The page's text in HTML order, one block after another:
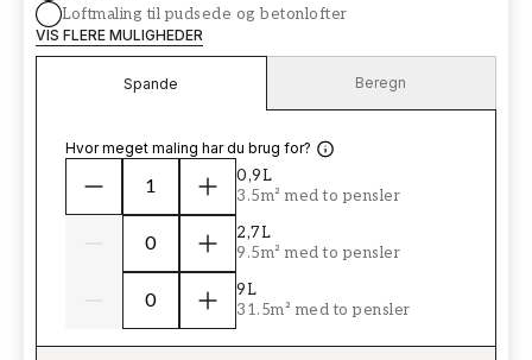
Loftmaling til pudsede og betonlofter
VIS FLERE MULIGHEDER
Spande Beregn
Hvor meget maling har du brug for?
0,9L
3.5m² med to pensler
2,7L
9.5m² med to pensler
9L
31.5m² med to pensler